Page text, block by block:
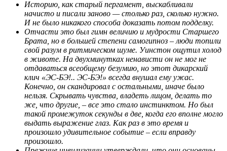
Историю, как старый пергамент, выскабливали
начисто и писали заново — столько раз, сколько нужно.
И не было никакого способа доказать потом подделку.
Отчасти это был гимн величию и мудрости Старшего
Брата, но в большей степени самогипноз – люди топили
свой разум в ритмическом шуме. Уинстон ощутил холод
в животе. На двухминутках ненависти он не мог не
отдаваться всеобщему безумию, но этот дикарский
клич «ЭС-БЭ!.. ЭС-БЭ!» всегда внушал ему ужас.
Конечно, он скандировал с остальными, иначе было
нельзя. Скрывать чувства, владеть лицом, делать то
же, что другие, – все это стало инстинктом. Но был
такой промежуток секунды в две, когда его вполне могло
выдать выражение глаз. Как раз в это время и
произошло удивительное событие – если вправду
произошло.